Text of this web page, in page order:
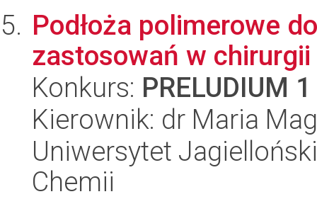
Podłoża polimerowe
zastosowań w
Konkurs: PRELUDIUM 1
Kierownik: dr Maria
Uniwersytet
Chemii